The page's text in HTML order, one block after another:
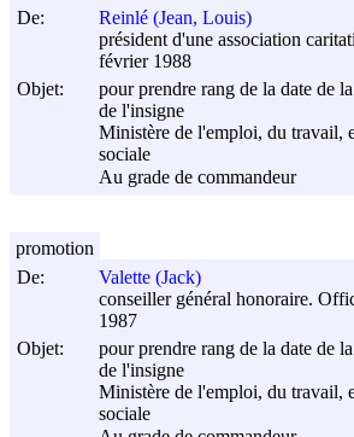
De:
Reinlé (Jean, Louis)
président d'une association
février 1988
Objet:
pour prendre rang de la date de
de l'insigne
Ministère de l'emploi, du travail,
sociale
Au grade de commandeur
De:
Valette (Jack)
conseiller général honoraire.
1987
Objet:
pour prendre rang de la date de
de l'insigne
Ministère de l'emploi, du travail,
sociale
promotion